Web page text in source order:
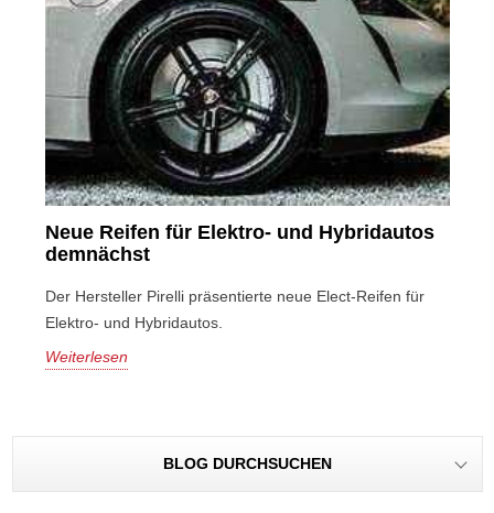
Neue Reifen für Elektro- und Hybridautos
demnächst
Der Hersteller Pirelli präsentierte neue Elect-Reifen für
Elektro- und Hybridautos.
Weiterlesen
BLOG DURCHSUCHEN